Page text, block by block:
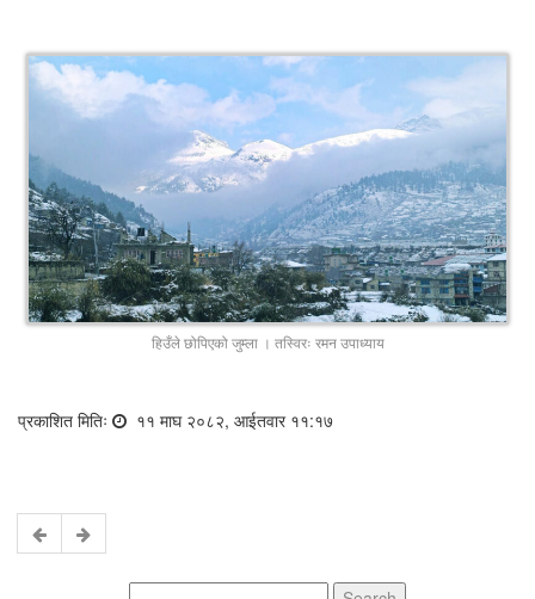
हिउँले छोपिएको जुम्ला । तस्विरः रमन उपाध्याय
प्रकाशित मितिः ११ माघ २०८२, आईतवार ११:१७